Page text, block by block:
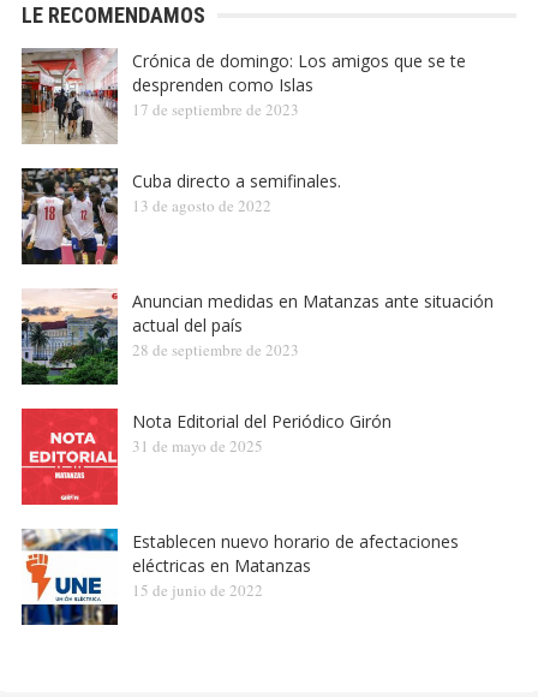
LE RECOMENDAMOS
Crónica de domingo: Los amigos que se te
desprenden como Islas
17 de septiembre de 2023
Cuba directo a semifinales.
13 de agosto de 2022
Anuncian medidas en Matanzas ante situación
actual del país
28 de septiembre de 2023
Nota Editorial del Periódico Girón
31 de mayo de 2025
Establecen nuevo horario de afectaciones
eléctricas en Matanzas
15 de junio de 2022